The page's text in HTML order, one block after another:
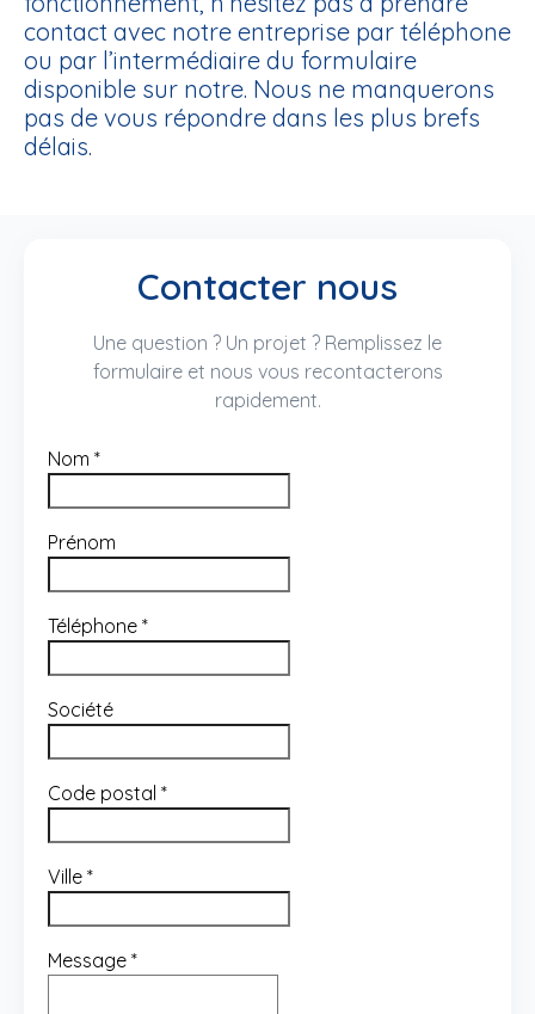
contact avec notre entreprise par téléphone
ou par l’intermédiaire du formulaire
disponible sur notre. Nous ne manquerons
pas de vous répondre dans les plus brefs
délais.
Contacter nous
Une question ? Un projet ? Remplissez le
formulaire et nous vous recontacterons
rapidement.
Nom *
Prénom
Téléphone *
Société
Code postal *
Ville *
Message *